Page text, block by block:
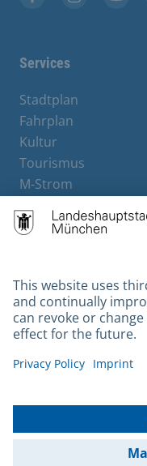
Services
Stadtplan
Fahrplan
Kultur
Tourismus
M-Strom
Hotels
Contact
Barrierefreiheit
Leichte Sprache
Gebärdensprache
Kontakt